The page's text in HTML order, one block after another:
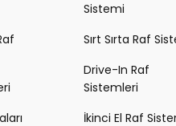
Sistemi
Sırt Sırta Raf
Drive-In Raf
Sistemleri
İkinci El Raf